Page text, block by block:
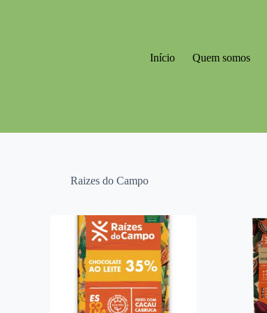
Início Quem somos
Raizes do Campo